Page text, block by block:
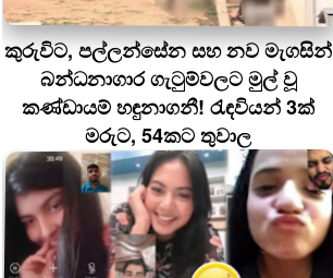
කුරුවිට, පල්ලන්සේන සහ නව මැගසින්
බන්ධනාගාර ගැටුම්වලට මුල් වූ
කණ්ඩායම් හඳුනාගනී! රැඳවියන් 3ක්
මරුට, 54කට තුවාල